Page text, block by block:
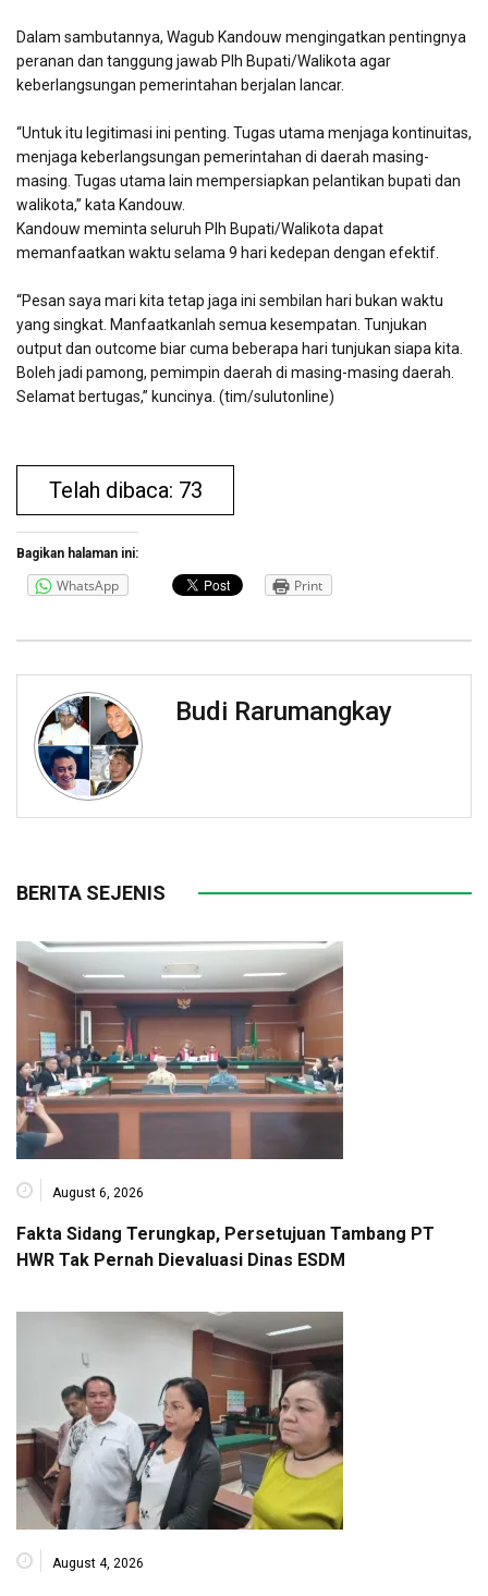
Dalam sambutannya, Wagub Kandouw mengingatkan pentingnya
peranan dan tanggung jawab Plh Bupati/Walikota agar
keberlangsungan pemerintahan berjalan lancar.
“Untuk itu legitimasi ini penting. Tugas utama menjaga kontinuitas,
menjaga keberlangsungan pemerintahan di daerah masing-
masing. Tugas utama lain mempersiapkan pelantikan bupati dan
walikota,” kata Kandouw.
Kandouw meminta seluruh Plh Bupati/Walikota dapat
memanfaatkan waktu selama 9 hari kedepan dengan efektif.
“Pesan saya mari kita tetap jaga ini sembilan hari bukan waktu
yang singkat. Manfaatkanlah semua kesempatan. Tunjukan
output dan outcome biar cuma beberapa hari tunjukan siapa kita.
Boleh jadi pamong, pemimpin daerah di masing-masing daerah.
Selamat bertugas,” kuncinya. (tim/sulutonline)
Telah dibaca: 73
Bagikan halaman ini:
WhatsApp Print
Budi Rarumangkay
BERITA SEJENIS
August 6, 2026
Fakta Sidang Terungkap, Persetujuan Tambang PT
HWR Tak Pernah Dievaluasi Dinas ESDM
August 4, 2026